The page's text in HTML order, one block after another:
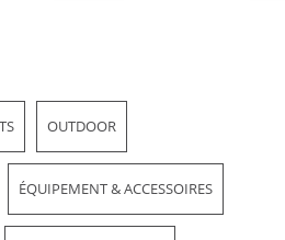
OUTDOOR
ÉQUIPEMENT & ACCESSOIRES